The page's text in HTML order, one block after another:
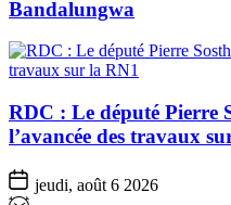
Bandalungwa
RDC : Le député Pierre
l’avancée des travaux
jeudi, août 6 2026